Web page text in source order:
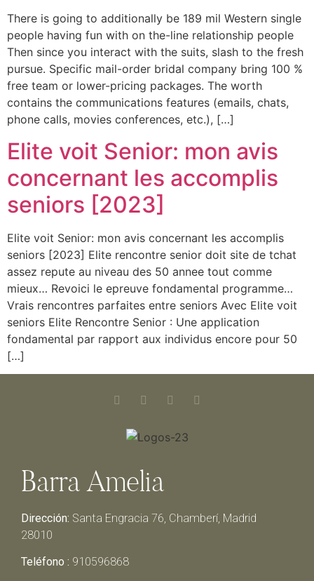
There is going to additionally be 189 mil Western single
people having fun with on the-line relationship people
Then since you interact with the suits, slash to the fresh
pursue. Specific mail-order bridal company bring 100 %
free team or lower-pricing packages. The worth
contains the communications features (emails, chats,
phone calls, movies conferences, etc.), […]
Elite voit Senior: mon avis
concernant les accomplis
seniors [2023]
Elite voit Senior: mon avis concernant les accomplis
seniors [2023] Elite rencontre senior doit site de tchat
assez repute au niveau des 50 annee tout comme
mieux… Revoici le epreuve fondamental programme…
Vrais rencontres parfaites entre seniors Avec Elite voit
seniors Elite Rencontre Senior : Une application
fondamental par rapport aux individus encore pour 50
[…]
Barra Amelia
Dirección: Santa Engracia 76, Chamberí, Madrid
28010
Teléfono : 910596868